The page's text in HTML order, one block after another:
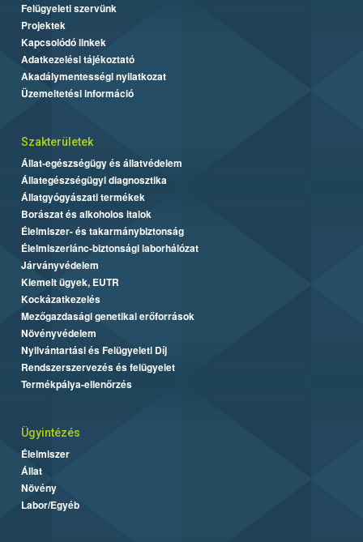
Felügyeleti szervünk
Projektek
Kapcsolódó linkek
Adatkezelési tájékoztató
Akadálymentességi nyilatkozat
Üzemeltetési információ
Szakterületek
Állat-egészségügy és állatvédelem
Állategészségügyi diagnosztika
Állatgyógyászati termékek
Borászat és alkoholos italok
Élelmiszer- és takarmánybiztonság
Élelmiszerlánc-biztonsági laborhálózat
Járványvédelem
Kiemelt ügyek, EUTR
Kockázatkezelés
Mezőgazdasági genetikai erőforrások
Növényvédelem
Nyilvántartási és Felügyeleti Díj
Rendszerszervezés és felügyelet
Termékpálya-ellenőrzés
Ügyintézés
Élelmiszer
Állat
Növény
Labor/Egyéb